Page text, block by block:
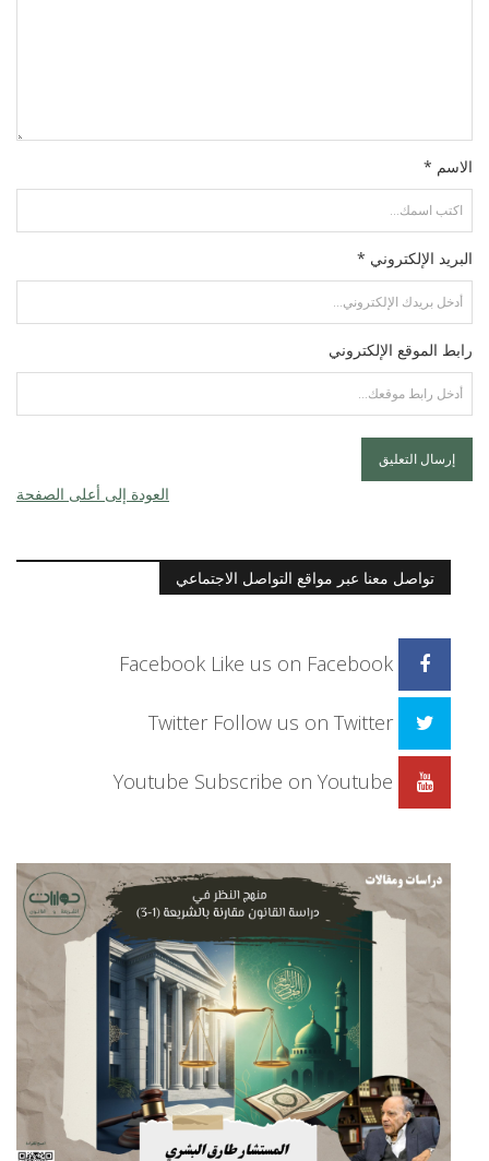
الاسم *
البريد الإلكتروني *
رابط الموقع الإلكتروني
العودة إلى أعلى الصفحة
تواصل معنا عبر مواقع التواصل الاجتماعي
Facebook Like us on Facebook
Twitter Follow us on Twitter
Youtube Subscribe on Youtube